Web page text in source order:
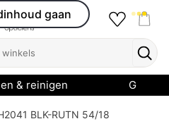
gaan
& reinigen
BLK-RUTN 54/18